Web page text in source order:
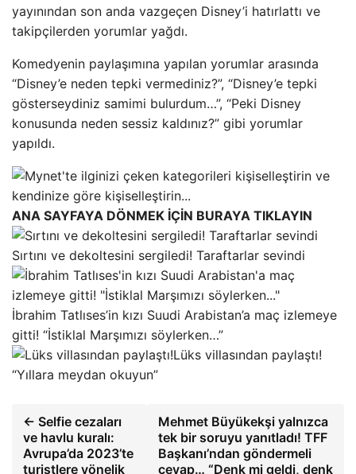
yayınından son anda vazgeçen Disney’i hatırlattı ve
takipçilerden yorumlar yağdı.
Komedyenin paylaşımına yapılan yorumlar arasında
“Disney’e neden tepki vermediniz?”, “Disney’e tepki
gösterseydiniz samimi bulurdum…”, “Peki Disney
konusunda neden sessiz kaldınız?” gibi yorumlar
yapıldı.
ANA SAYFAYA DÖNMEK İÇİN BURAYA TIKLAYIN
Sırtını ve dekoltesini sergiledi! Taraftarlar sevindi
İbrahim Tatlıses’in kızı Suudi Arabistan’a maç izlemeye
gitti! “İstiklal Marşımızı söylerken…”
Lüks villasından paylaştı!
“Yıllara meydan okuyun”
← Selfie cezaları
ve havlu kuralı:
Avrupa’da 2023’te
turistlere yönelik
Mehmet Büyükekşi yalnızca
tek bir soruyu yanıtladı! TFF
Başkanı’ndan göndermeli
cevap… “Denk mi geldi, denk